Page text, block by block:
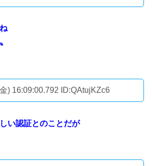
) 16:09:00.792 ID:QAtujKZc6
い認証とのことだが